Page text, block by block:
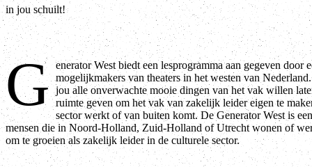
in jou schuilt!
G enerator West biedt een lesprogramma aan gegeven door
mogelijkmakers van theaters in het westen van
jou alle onverwachte mooie dingen van het vak willen
ruimte geven om het vak van zakelijk leider eigen te
sector werkt of van buiten komt. De Generator West is
mensen die in Noord-Holland, Zuid-Holland of Utrecht wonen of
om te groeien als zakelijk leider in de culturele sector.